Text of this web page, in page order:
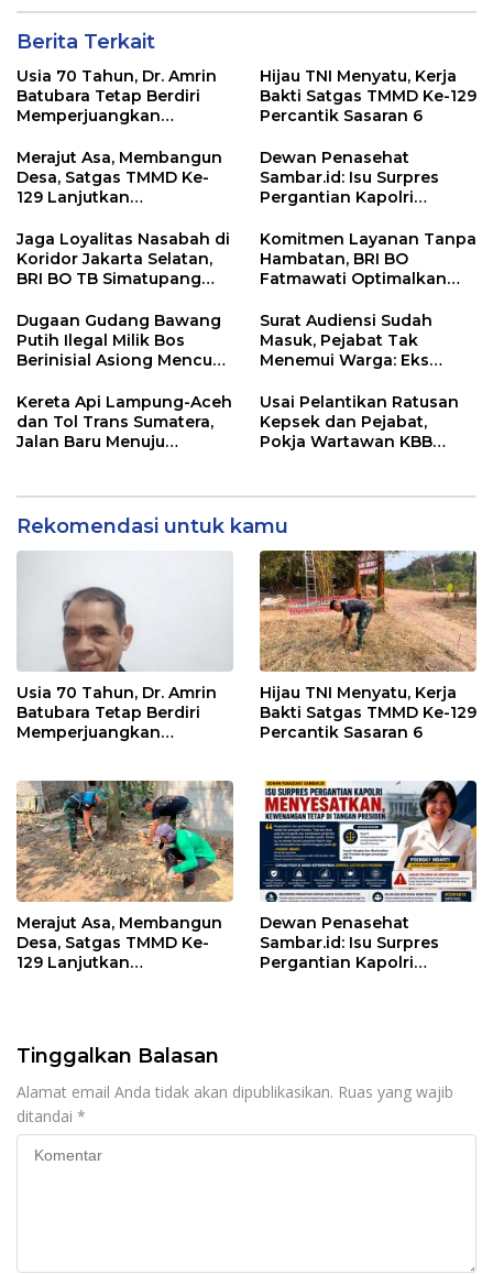
Berita Terkait
Usia 70 Tahun, Dr. Amrin
Batubara Tetap Berdiri
Memperjuangkan
Hijau TNI Menyatu, Kerja
Bakti Satgas TMMD Ke-129
Percantik Sasaran 6
Merajut Asa, Membangun
Desa, Satgas TMMD Ke-
129 Lanjutkan
Dewan Penasehat
Sambar.id: Isu Surpres
Pergantian Kapolri
Kewenangan Mutlak di
Tangan Presiden
Jaga Loyalitas Nasabah di
Koridor Jakarta Selatan,
BRI BO TB Simatupang
Komitmen Layanan Tanpa
Hambatan, BRI BO
Fatmawati Optimalkan
Setiap Lini
Dugaan Gudang Bawang
Putih Ilegal Milik Bos
Berinisial Asiong Mencuat,
Didesak Bertindak
Surat Audiensi Sudah
Masuk, Pejabat Tak
Menemui Warga: Eks
Pelayanan Dinas
Transmigrasi Luwu Timur
Kereta Api Lampung-Aceh
dan Tol Trans Sumatera,
Jalan Baru Menuju
Usai Pelantikan Ratusan
Kepsek dan Pejabat,
Pokja Wartawan KBB
Rekomendasi untuk kamu
Usia 70 Tahun, Dr. Amrin
Batubara Tetap Berdiri
Memperjuangkan
Hijau TNI Menyatu, Kerja
Bakti Satgas TMMD Ke-129
Percantik Sasaran 6
Merajut Asa, Membangun
Desa, Satgas TMMD Ke-
129 Lanjutkan
Dewan Penasehat
Sambar.id: Isu Surpres
Pergantian Kapolri
Tinggalkan Balasan
Alamat email Anda tidak akan dipublikasikan. Ruas yang wajib
ditandai *